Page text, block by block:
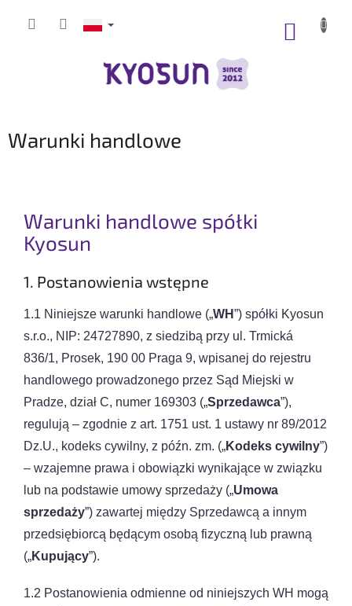
Warunki handlowe
Warunki handlowe spółki
Kyosun
1. Postanowienia wstępne
1.1 Niniejsze warunki handlowe („WH”) spółki Kyosun
s.r.o., NIP: 24727890, z siedzibą przy ul. Trmická
836/1, Prosek, 190 00 Praga 9, wpisanej do rejestru
handlowego prowadzonego przez Sąd Miejski w
Pradze, dział C, numer 169303 („Sprzedawca”),
regulują – zgodnie z art. 1751 ust. 1 ustawy nr 89/2012
Dz.U., kodeks cywilny, z późn. zm. („Kodeks cywilny”)
– wzajemne prawa i obowiązki wynikające w związku
lub na podstawie umowy sprzedaży („Umowa
sprzedaży”) zawartej między Sprzedawcą a innym
przedsiębiorcą będącym osobą fizyczną lub prawną
(„Kupujący”).
1.2 Postanowienia odmienne od niniejszych WH mogą